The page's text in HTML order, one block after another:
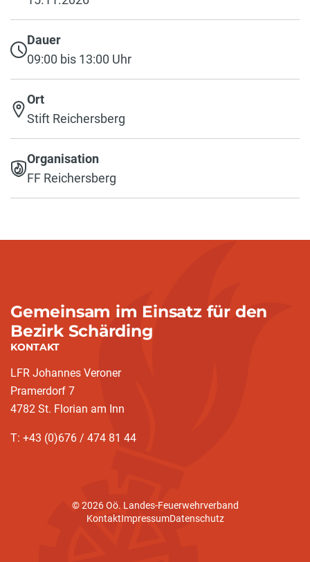
Dauer
09:00 bis 13:00 Uhr
Ort
Stift Reichersberg
Organisation
FF Reichersberg
Gemeinsam im Einsatz für den
Bezirk Schärding
KONTAKT
LFR Johannes Veroner
Pramerdorf 7
4782 St. Florian am Inn
T: +43 (0)676 / 474 81 44
© 2026 Oö. Landes-Feuerwehrverband
KontaktImpressumDatenschutz